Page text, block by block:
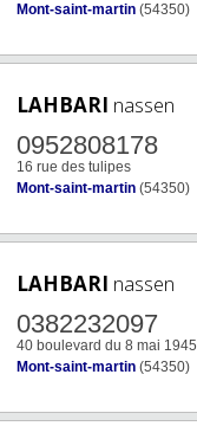
Mont-saint-martin (54350)
LAHBARI nassen
0952808178
16 rue des tulipes
Mont-saint-martin (54350)
LAHBARI nassen
0382232097
40 boulevard du 8 mai 1945
Mont-saint-martin (54350)